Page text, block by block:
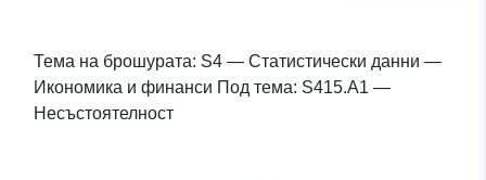
Тема на брошурата: S4 — Статистически данни —
Икономика и финанси Под тема: S415.A1 —
Несъстоятелност